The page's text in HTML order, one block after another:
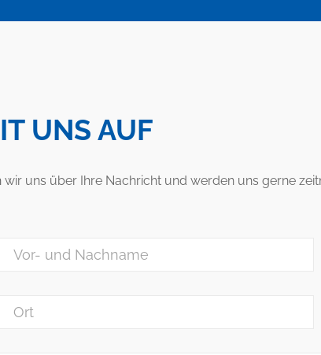
UNS AUF
uns über Ihre Nachricht und werden uns gerne